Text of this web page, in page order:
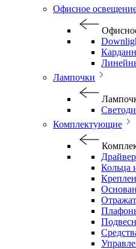
Офисное
Лампочки
Комплектующие
Кольца